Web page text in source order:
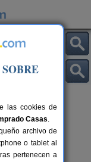
las cookies de
Casas.
archivo de
o tablet al
pertenecen a